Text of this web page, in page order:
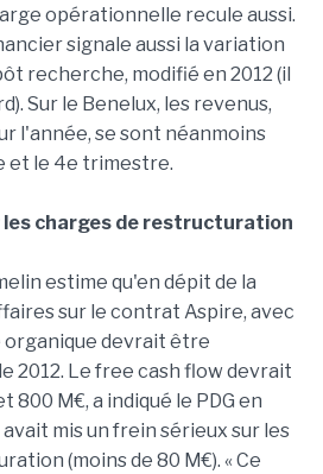
opérationnelle recule aussi.
signale aussi la variation
recherche, modifié en 2012 (il
Sur le Benelux, les revenus,
l'année, se sont néanmoins
et le 4e trimestre.
les charges de restructuration
estime qu'en dépit de la
sur le contrat Aspire, avec
organique devrait être
2012. Le free cash flow devrait
M€, a indiqué le PDG en
mis un frein sérieux sur les
(moins de 80 M€). « Ce